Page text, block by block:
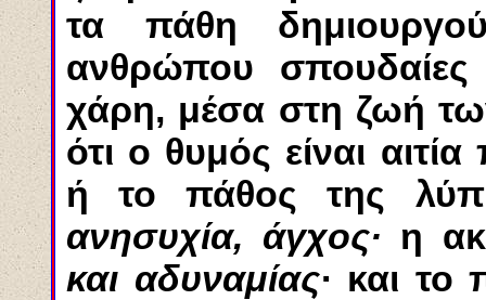
τα πάθη
ανθρώπου σπουδαίες
χάρη, μέσα στη ζωή
ότι ο θυμός είναι
ή το πάθος της
ανησυχία, άγχος· η
και αδυναμίας· και το